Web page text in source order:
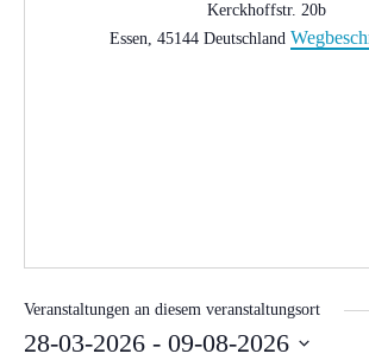
Kerckhoffstr. 20b
Essen, 45144 Deutschland
Veranstaltungen an diesem veranstaltungsort
28-03-2026 - 09-08-2026